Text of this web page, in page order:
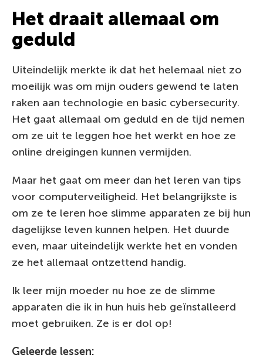
Het draait allemaal om
geduld
Uiteindelijk merkte ik dat het helemaal niet zo
moeilijk was om mijn ouders gewend te laten
raken aan technologie en basic cybersecurity.
Het gaat allemaal om geduld en de tijd nemen
om ze uit te leggen hoe het werkt en hoe ze
online dreigingen kunnen vermijden.
Maar het gaat om meer dan het leren van tips
voor computerveiligheid. Het belangrijkste is
om ze te leren hoe slimme apparaten ze bij hun
dagelijkse leven kunnen helpen. Het duurde
even, maar uiteindelijk werkte het en vonden
ze het allemaal ontzettend handig.
Ik leer mijn moeder nu hoe ze de slimme
apparaten die ik in hun huis heb geïnstalleerd
moet gebruiken. Ze is er dol op!
Geleerde lessen: